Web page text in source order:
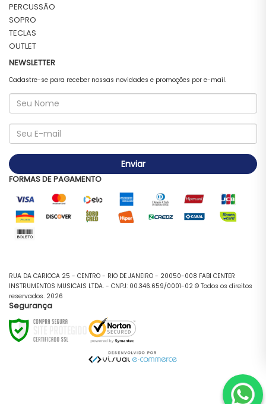
PERCUSSÃO
SOPRO
TECLAS
OUTLET
NEWSLETTER
Cadastre-se para receber nossas novidades e promoções por e-mail.
Enviar
FORMAS DE PAGAMENTO
RUA DA CARIOCA 25 - CENTRO - RIO DE JANEIRO - 20050-008 FABI CENTER
INSTRUMENTOS MUSICAIS LTDA. - CNPJ: 00.346.659/0001-02 © Todos os direitos
reservados. 2026
Segurança